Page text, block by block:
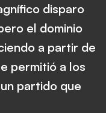
disparo
el dominio
a partir de
permitió a los
partido que